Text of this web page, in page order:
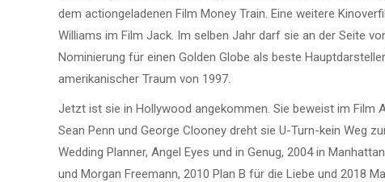
dem actiongeladenen Film Money Train. Eine weitere
Williams im Film Jack. Im selben Jahr darf sie an der Seite
Nominierung für einen Golden Globe als beste
amerikanischer Traum von 1997.
Jetzt ist sie in Hollywood angekommen. Sie beweist im Film
Sean Penn und George Clooney dreht sie U-Turn-kein Weg
Wedding Planner, Angel Eyes und in Genug, 2004 in
und Morgan Freemann, 2010 Plan B für die Liebe und 2018